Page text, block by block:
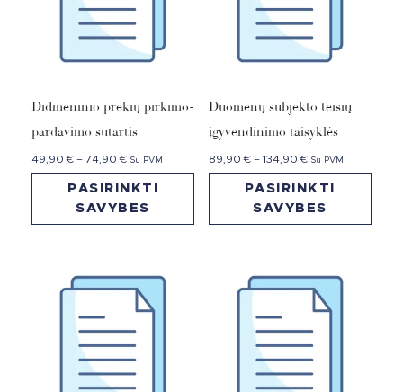
Didmeninio prekių pirkimo-
pardavimo sutartis
49,90€ – 74,90€ Su PVM
PASIRINKTI
SAVYBES
Duomenų subjekto teisių
įgyvendinimo taisyklės
89,90€ – 134,90€ Su PVM
PASIRINKTI
SAVYBES